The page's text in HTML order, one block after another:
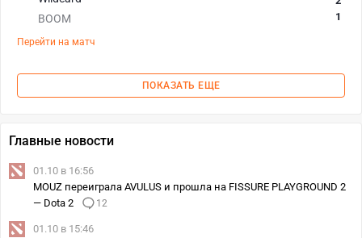
BOOM
1
Перейти на матч
ПОКАЗАТЬ ЕЩЕ
Главные новости
01.10 в 16:56
MOUZ переиграла AVULUS и прошла на FISSURE PLAYGROUND 2
— Dota 2
12
01.10 в 15:46